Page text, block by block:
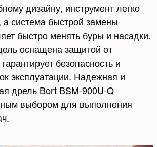
дизайну, инструмент легко
а система быстрой замены
быстро менять буры и насадки.
оснащена защитой от
безопасность и
эксплуатации. Надежная и
дрель Bort BSM-900U-Q
выбором для выполнения